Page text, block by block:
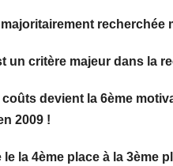
recherchée
un critère majeur dans la
devient la 6ème
2009 !
le la 4ème place à la